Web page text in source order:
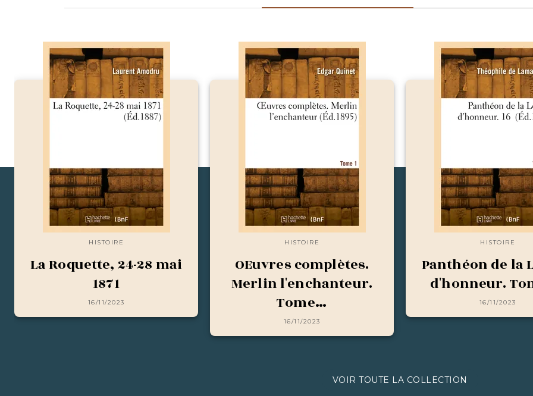
HISTOIRE
La Roquette, 24-28 mai
1871
16/11/2023
HISTOIRE
OEuvres complètes.
Merlin l'enchanteur.
Tome…
16/11/2023
HISTOIRE
Panthéon de la
d'honneur.
16/11/2023
VOIR TOUTE LA COLLECTION